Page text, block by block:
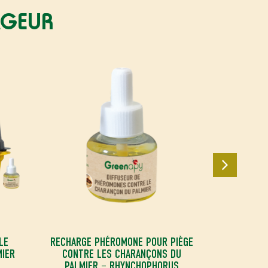
RECHARGE PHÉROMONE POUR PIÈGE
CONTRE LES CHARANÇONS DU